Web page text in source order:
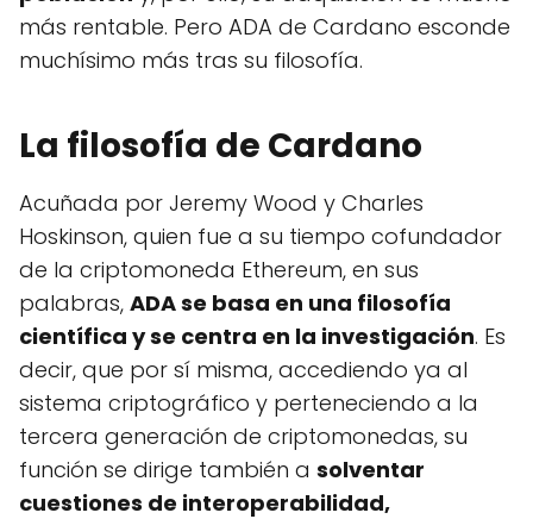
más rentable. Pero ADA de Cardano esconde
muchísimo más tras su filosofía.
La filosofía de Cardano
Acuñada por Jeremy Wood y Charles
Hoskinson, quien fue a su tiempo cofundador
de la criptomoneda Ethereum, en sus
palabras, ADA se basa en una filosofía
científica y se centra en la investigación. Es
decir, que por sí misma, accediendo ya al
sistema criptográfico y perteneciendo a la
tercera generación de criptomonedas, su
función se dirige también a solventar
cuestiones de interoperabilidad,